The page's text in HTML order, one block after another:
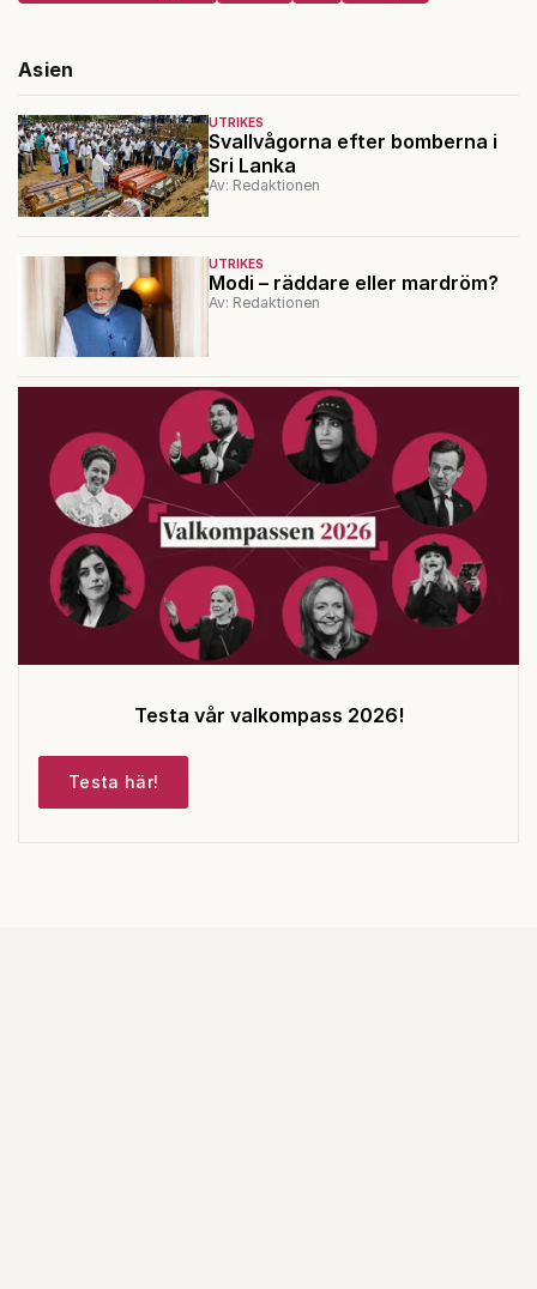
Asien
UTRIKES
Svallvågorna efter bomberna i
Sri Lanka
Av: Redaktionen
UTRIKES
Modi – räddare eller mardröm?
Av: Redaktionen
Testa vår valkompass 2026!
Testa här!